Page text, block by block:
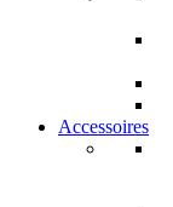
Accessoires